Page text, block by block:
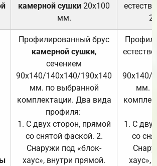
камерной сушки 20х100
мм.
Профилированный брус
камерной сушки,
сечением
90х140/140х140/190х140
мм. по выбранной
комплектации. Два вида
профиля:
1. С двух сторон, прямой
со снятой фаской. 2.
Снаружи под «блок-
хаус», внутри прямой.
90х140/
мм.
1. С
со
хаус»,